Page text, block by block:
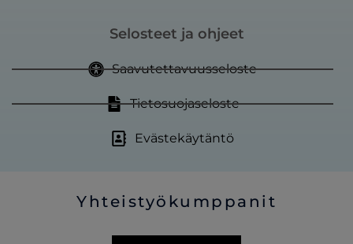
Selosteet ja ohjeet
Saavutettavuusseloste
Tietosuojaseloste
Evästekäytäntö
Yhteistyökumppanit